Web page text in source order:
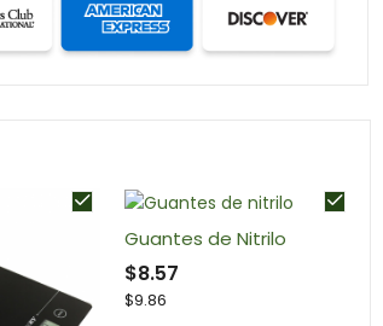
Guantes de Nitrilo
$8.57
$9.86